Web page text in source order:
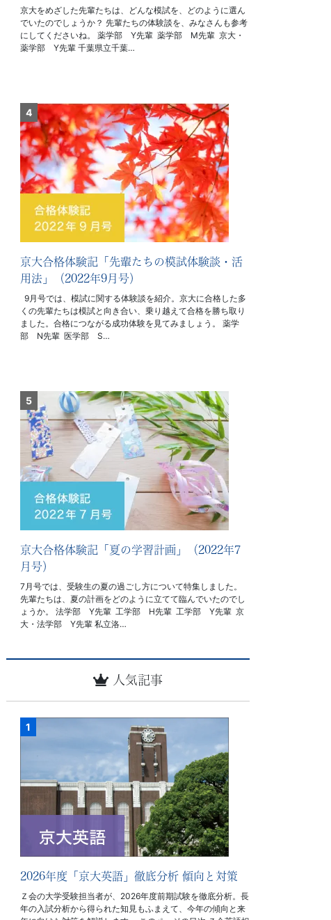
京大をめざした先輩たちは、どんな模試を、どのように選ん
でいたのでしょうか？ 先輩たちの体験談を、みなさんも参考
にしてくださいね。 薬学部 Y先輩 薬学部 M先輩 京大・
薬学部 Y先輩 千葉県立千葉…
京大合格体験記「先輩たちの模試体験談・活
用法」（2022年9月号）
9月号では、模試に関する体験談を紹介。京大に合格した多
くの先輩たちは模試と向き合い、乗り越えて合格を勝ち取り
ました。合格につながる成功体験を見てみましょう。 薬学
部 N先輩 医学部 S…
京大合格体験記「夏の学習計画」（2022年7
月号）
7月号では、受験生の夏の過ごし方について特集しました。
先輩たちは、夏の計画をどのように立てて臨んでいたのでし
ょうか。 法学部 Y先輩 工学部 H先輩 工学部 Y先輩 京
大・法学部 Y先輩 私立洛…
人気記事
2026年度「京大英語」徹底分析 傾向と対策
Ｚ会の大学受験担当者が、2026年度前期試験を徹底分析。長
年の入試分析から得られた知見もふまえて、今年の傾向と来